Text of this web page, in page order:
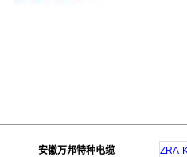
安徽万邦特种电缆
ZRA-